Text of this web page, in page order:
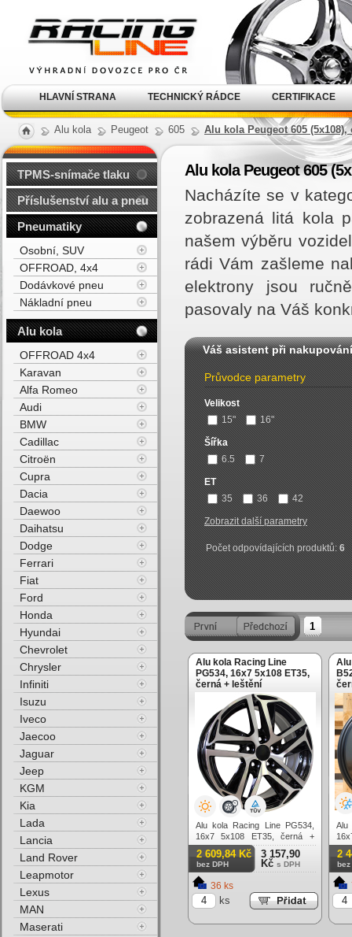
Alu kola Peugeot 605 Alu kola Peugeot 605 (5x108),
Alu kola Peugeot 605
Nacházíte se v
zobrazená litá kola
našem výběru
rádi Vám zašleme
elektrony jsou
pasovaly na Váš
Váš asistent při nakupování
Průvodce parametry
Velikost
15"
16"
Šířka
6.5
7
ET
35
36 42
Zobrazit další parametry
Počet odpovídajících produktů:6
1
Alu kola Racing Line
PG534, 16x7 5x108 ET35,
černá + leštění
Alu kola Racing Line PG534,
16x7 5x108 ET35, černá +
leštění
2 609,84 Kč
bez DPH
3 157,90
Kč s DPH
36 ks
ks
Alu
2
bez
TPMS-snímače tlaku
Příslušenství alu a pneu
Pneumatiky
Osobní, SUV
OFFROAD, 4x4
Dodávkové pneu
Nákladní pneu
Alu kola
OFFROAD 4x4
Karavan
Alfa Romeo
Audi
BMW
Cadillac
Citroën
Cupra
Dacia
Daewoo
Daihatsu
Dodge
Ferrari
Fiat
Ford
Honda
Hyundai
Chevrolet
Chrysler
Infiniti
Isuzu
Iveco
Jaecoo
Jaguar
Jeep
KGM
Kia
Lada
Lancia
Land Rover
Leapmotor
Lexus
MAN
Maserati
kola Racing Line
HLAVNÍ STRANA TECHNICKÝ RÁDCE CERTIFIKACE